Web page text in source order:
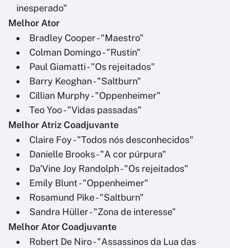
inesperado"
Melhor Ator
Bradley Cooper - "Maestro"
Colman Domingo - "Rustin"
Paul Giamatti - "Os rejeitados"
Barry Keoghan - "Saltburn"
Cillian Murphy - "Oppenheimer"
Teo Yoo - "Vidas passadas"
Melhor Atriz Coadjuvante
Claire Foy - "Todos nós desconhecidos"
Danielle Brooks - "A cor púrpura"
Da'Vine Joy Randolph - "Os rejeitados"
Emily Blunt - "Oppenheimer"
Rosamund Pike - "Saltburn"
Sandra Hüller - "Zona de interesse"
Melhor Ator Coadjuvante
Robert De Niro - "Assassinos da Lua das